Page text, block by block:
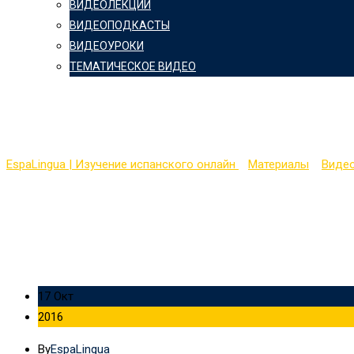
ВИДЕОЛЕКЦИИ
ВИДЕОПОДКАСТЫ
ВИДЕОУРОКИ
ТЕМАТИЧЕСКОЕ ВИДЕО
EspaLingua | Изучение испанского онлайн Материалы
17 Окт
2016
ByEspaLingua